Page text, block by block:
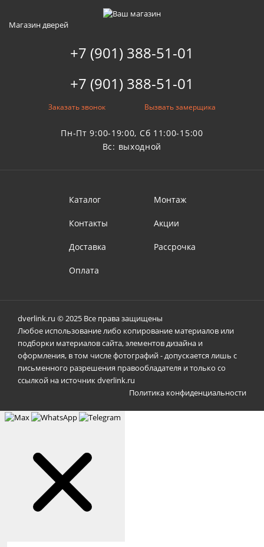
Магазин дверей
+7 (901) 388-51-01
+7 (901) 388-51-01
Заказать звонок Вызвать замерщика
Пн-Пт 9:00-19:00, Сб 11:00-15:00
Вс: выходной
Каталог
Контакты
Доставка
Оплата
Монтаж
Акции
Рассрочка
dverlink.ru © 2025 Все права защищены
Любое использование либо копирование материалов или
подборки материалов сайта, элементов дизайна и
оформления, в том числе фотографий - допускается лишь с
письменного разрешения правообладателя и только со
ссылкой на источник dverlink.ru
Политика конфиденциальности